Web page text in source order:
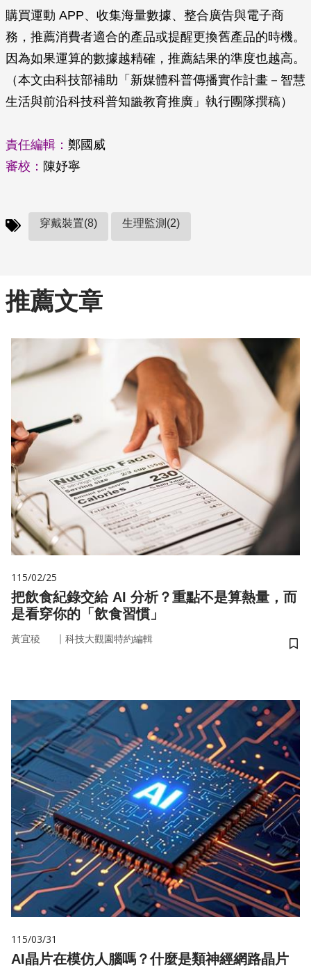
購買運動 APP、收集海量數據、整合廣告與電子商
務，推薦消費者適合的產品或提醒更換舊產品的時機。
因為如果運算的數據越精確，推薦結果的準度也越高。
（本文由科技部補助「新媒體科普傳播實作計畫－智慧
生活與前沿科技科普知識教育推廣」執行團隊撰稿）
責任編輯： 鄭國威
審校： 陳妤寧
穿戴裝置(8) 生理監測(2)
推薦文章
115/02/25
把飲食紀錄交給 AI 分析？重點不是算熱量，而
是看穿你的「飲食習慣」
黃宜稜 ｜ 科技大觀園特約編輯
儲
115/03/31
AI晶片在模仿人腦嗎？什麼是類神經網路晶片